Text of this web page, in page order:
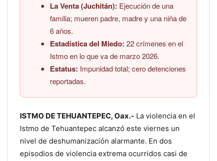
La Venta (Juchitán): Ejecución de una
familia; mueren padre, madre y una niña de
6 años.
Estadística del Miedo: 22 crímenes en el
Istmo en lo que va de marzo 2026.
Estatus: Impunidad total; cero detenciones
reportadas.
ISTMO DE TEHUANTEPEC, Oax.- La violencia en el
Istmo de Tehuantepec alcanzó este viernes un
nivel de deshumanización alarmante. En dos
episodios de violencia extrema ocurridos casi de